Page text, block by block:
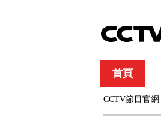
首頁
綜合 新聞
CCTV節目官網